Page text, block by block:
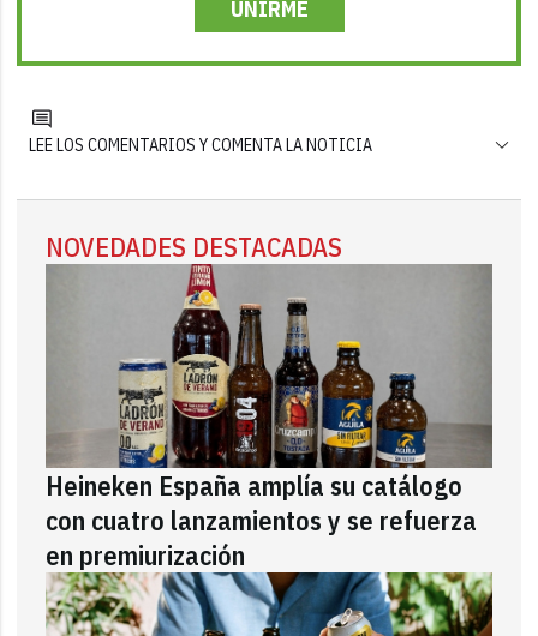
UNIRME
LEE LOS COMENTARIOS Y COMENTA LA NOTICIA
NOVEDADES DESTACADAS
Heineken España amplía su catálogo
con cuatro lanzamientos y se refuerza
en premiurización